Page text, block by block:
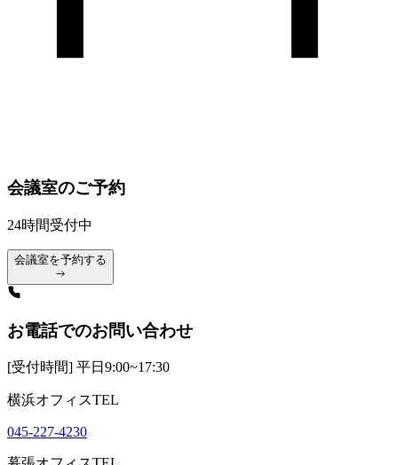
会議室のご予約
24時間受付中
会議室を予約する
お電話でのお問い合わせ
[受付時間] 平日9:00~17:30
横浜オフィスTEL
045-227-4230